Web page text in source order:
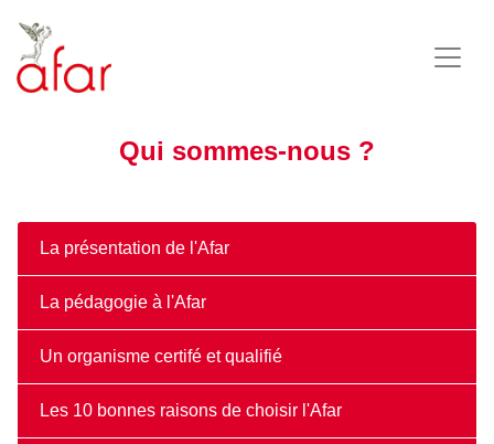
Qui sommes-nous ?
La présentation de l'Afar
La pédagogie à l'Afar
Un organisme certifé et qualifié
Les 10 bonnes raisons de choisir l'Afar